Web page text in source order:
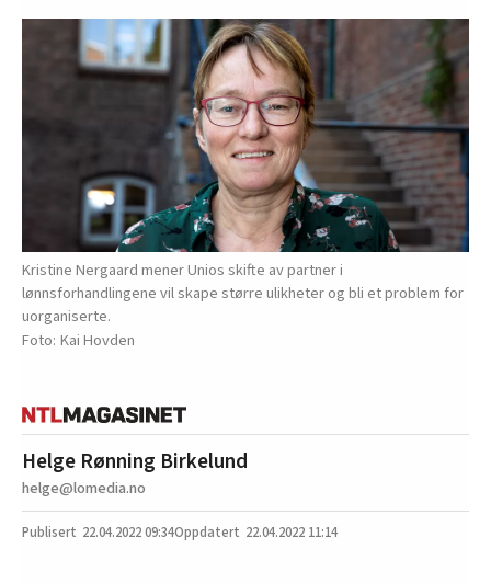
Kristine Nergaard mener Unios skifte av partner i
lønnsforhandlingene vil skape større ulikheter og bli et problem for
uorganiserte.
Kai Hovden
Helge Rønning Birkelund
helge@lomedia.no
22.04.202209:34 22.04.2022 11:14